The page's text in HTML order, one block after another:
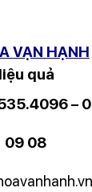
VẠN HẠNH
quả
–
09 08